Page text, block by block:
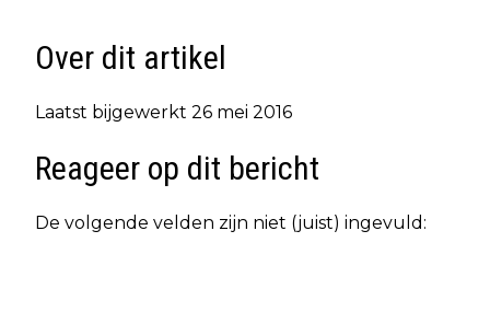
Over dit artikel
Laatst bijgewerkt 26 mei 2016
Reageer op dit bericht
De volgende velden zijn niet (juist) ingevuld: